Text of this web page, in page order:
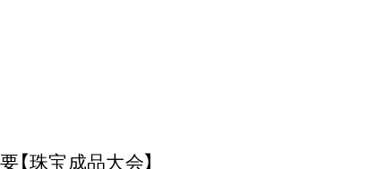
【珠宝成品大会】